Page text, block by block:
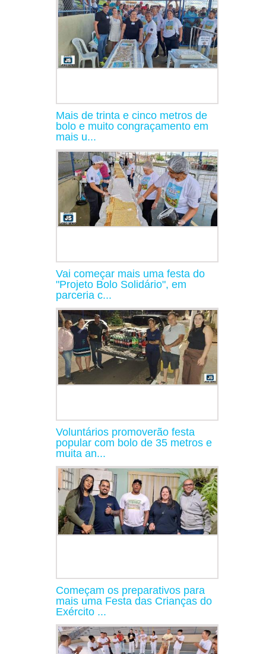
Mais de trinta e cinco metros de
bolo e muito congraçamento em
mais u...
Vai começar mais uma festa do
"Projeto Bolo Solidário", em
parceria c...
Voluntários promoverão festa
popular com bolo de 35 metros e
muita an...
Começam os preparativos para
mais uma Festa das Crianças do
Exército ...